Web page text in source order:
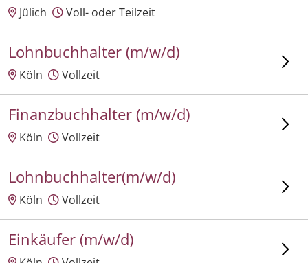
Jülich Voll- oder Teilzeit
Lohnbuchhalter (m/w/d)
Köln Vollzeit
Finanzbuchhalter (m/w/d)
Köln Vollzeit
Lohnbuchhalter(m/w/d)
Köln Vollzeit
Einkäufer (m/w/d)